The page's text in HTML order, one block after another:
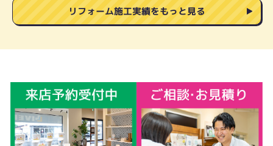
リフォーム施工実績をもっと見る